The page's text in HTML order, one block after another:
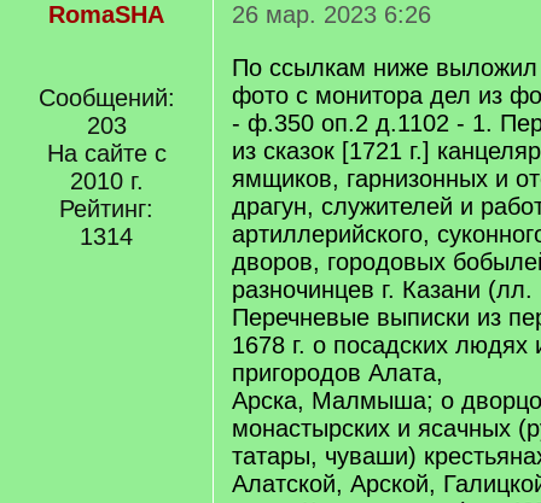
RomaSHA
Сообщений:
203
На сайте с
2010 г.
Рейтинг:
1314
26 мар. 2023 6:26
По ссылкам ниже
фото с монитора дел из
- ф.350 оп.2 д.1102 - 1.
из сказок [1721 г.]
ямщиков, гарнизонных и
драгун, служителей и
артиллерийского,
дворов, городовых
разночинцев г. Казани
Перечневые выписки из
1678 г. о посадских людях
пригородов Алата,
Арска, Малмыша; о
монастырских и ясачных
татары, чуваши)
Алатской, Арской,